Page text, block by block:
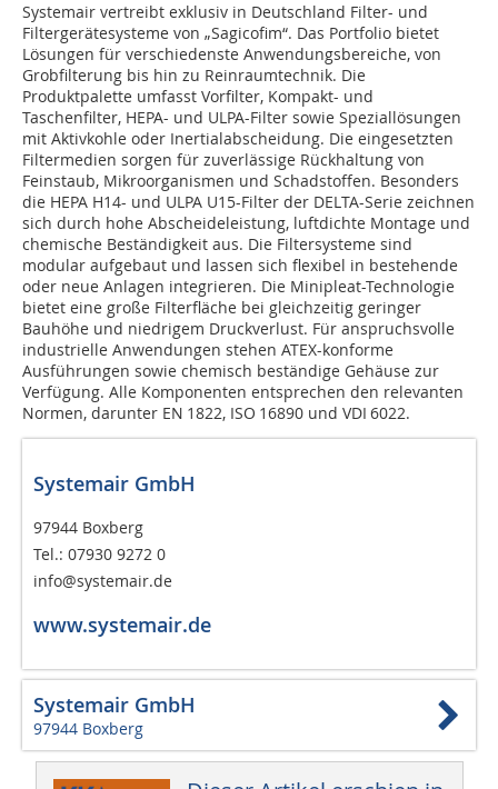
Systemair vertreibt exklusiv in Deutschland Filter- und
Filtergerätesysteme von „Sagicofim“. Das Portfolio bietet
Lösungen für verschiedenste Anwendungsbereiche, von
Grobfilterung bis hin zu Reinraumtechnik. Die
Produktpalette umfasst Vorfilter, Kompakt- und
Taschenfilter, HEPA- und ULPA-Filter sowie Speziallösungen
mit Aktivkohle oder Inertialabscheidung. Die eingesetzten
Filtermedien sorgen für zuverlässige Rückhaltung von
Feinstaub, Mikroorganismen und Schadstoffen. Besonders
die HEPA H14- und ULPA U15-Filter der DELTA-Serie zeichnen
sich durch hohe Abscheideleistung, luftdichte Montage und
chemische Beständigkeit aus. Die Filtersysteme sind
modular aufgebaut und lassen sich flexibel in bestehende
oder neue Anlagen integrieren. Die Minipleat-Technologie
bietet eine große Filterfläche bei gleichzeitig geringer
Bauhöhe und niedrigem Druckverlust. Für anspruchsvolle
industrielle Anwendungen stehen ATEX-konforme
Ausführungen sowie chemisch beständige Gehäuse zur
Verfügung. Alle Komponenten entsprechen den relevanten
Normen, darunter EN 1822, ISO 16890 und VDI 6022.
Systemair GmbH
97944 Boxberg
Tel.: 07930 9272 0
info@systemair.de
www.systemair.de
Systemair GmbH
97944 Boxberg